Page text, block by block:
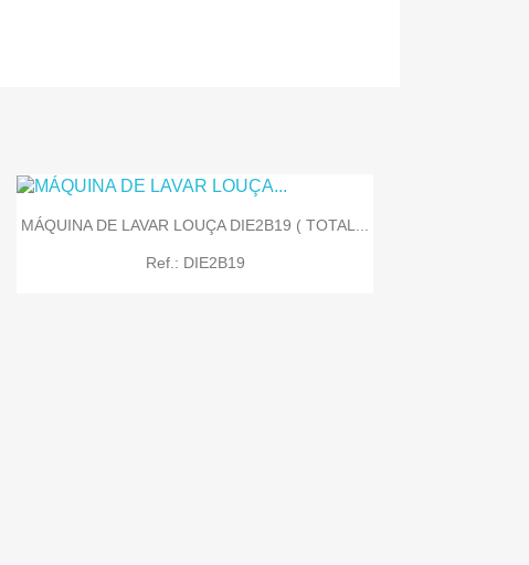
MÁQUINA DE LAVAR LOUÇA DIE2B19 ( TOTAL...
Ref.: DIE2B19